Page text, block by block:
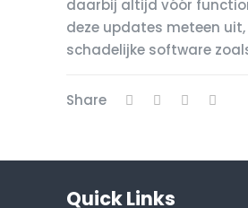
daarbij altijd vóór
deze updates meteen
schadelijke software
Share
Quick Links